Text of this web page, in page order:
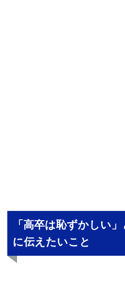
「高卒は恥ずかしい
に伝えたいこと